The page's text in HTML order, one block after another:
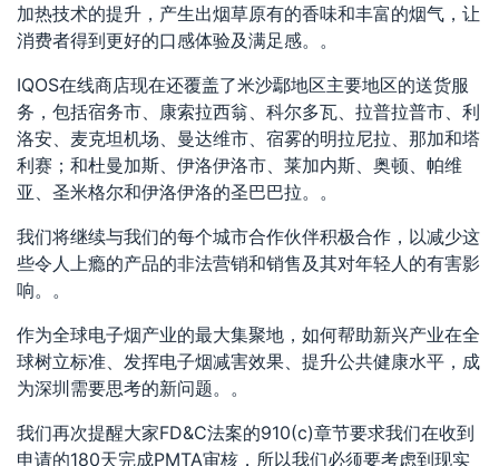
加热技术的提升，产生出烟草原有的香味和丰富的烟气，让
消费者得到更好的口感体验及满足感。。
IQOS在线商店现在还覆盖了米沙鄢地区主要地区的送货服
务，包括宿务市、康索拉西翁、科尔多瓦、拉普拉普市、利
洛安、麦克坦机场、曼达维市、宿雾的明拉尼拉、那加和塔
利赛；和杜曼加斯、伊洛伊洛市、莱加内斯、奥顿、帕维
亚、圣米格尔和伊洛伊洛的圣巴巴拉。。
我们将继续与我们的每个城市合作伙伴积极合作，以减少这
些令人上瘾的产品的非法营销和销售及其对年轻人的有害影
响。。
作为全球电子烟产业的最大集聚地，如何帮助新兴产业在全
球树立标准、发挥电子烟减害效果、提升公共健康水平，成
为深圳需要思考的新问题。。
我们再次提醒大家FD&C法案的910(c)章节要求我们在收到
申请的180天完成PMTA审核，所以我们必须要考虑到现实